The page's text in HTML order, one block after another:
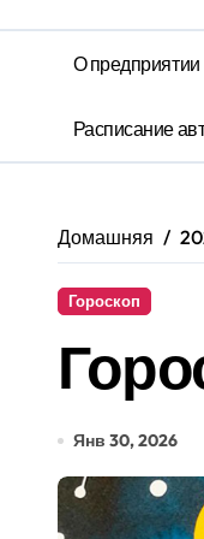
О предприятии
Расписание
Домашняя
Гороскоп
Янв 30, 2026